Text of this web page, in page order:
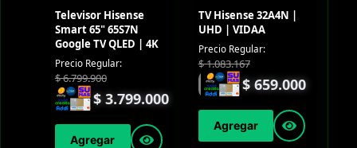
Televisor Hisense
Smart 65" 65S7N
Google TV QLED | 4K
Precio Regular:
$6.799.900
$3.799.000
Agregar
TV Hisense 32A4N |
UHD | VIDAA
Precio Regular:
$1.083.167
$ 659.000
Agregar